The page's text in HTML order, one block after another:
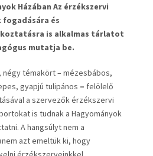
Házában Az érzékszervi
és
is alkalmas tárlatot
mutatja be.
négy témakört – mézesbábos,
gyapjú tulipános – felölelő
a szervezők érzékszervi
is tudnak a Hagyományok
A hangsúlyt nem a
azt emeltük ki, hogy